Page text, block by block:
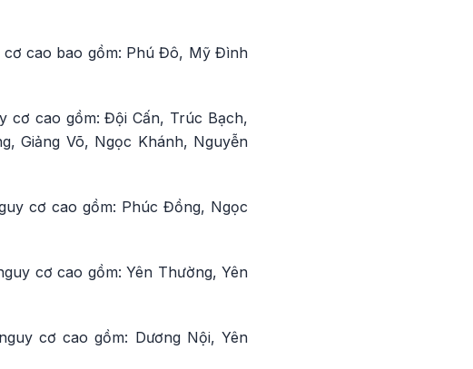
cơ cao bao gồm: Phú Đô, Mỹ Đình
cơ cao gồm: Đội Cấn, Trúc Bạch,
Giảng Võ, Ngọc Khánh, Nguyễn
cơ cao gồm: Phúc Đồng, Ngọc
cơ cao gồm: Yên Thường, Yên
cơ cao gồm: Dương Nội, Yên